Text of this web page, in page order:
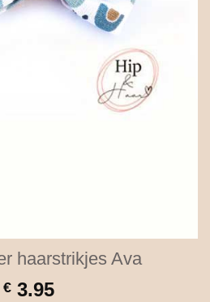
haarstrikjes Ava
€3.95